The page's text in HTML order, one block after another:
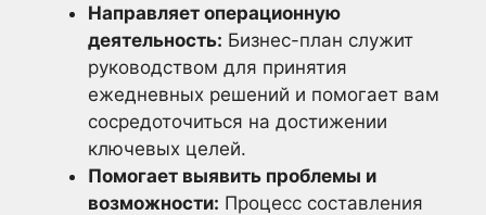
Направляет операционную
деятельность: Бизнес-план служит
руководством для принятия
ежедневных решений и помогает вам
сосредоточиться на достижении
ключевых целей.
Помогает выявить проблемы и
возможности: Процесс составления